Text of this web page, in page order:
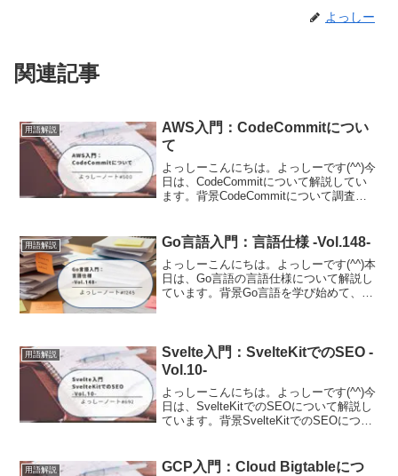
よっしー
関連記事
用語解説
AWS入門：CodeCommitについ
て
よっしーこんにちは。よっしーです(^^)今
日は、CodeCommitについて解説してい
ます。背景CodeCommitについて調査す
CodeCommitとはCodeCommit...
用語解説 Go言語入門：言語仕様 -Vol.148-
よっしーこんにちは。よっしーです(^^)本
日は、Go言語の言語仕様について解説し
ています。背景Go言語を学び始めて、公
用語解説
Svelte入門：SvelteKitでのSEO -
Vol.10-
よっしーこんにちは。よっしーです(^^)今
日は、SvelteKitでのSEOについて解説し
ています。背景SvelteKitでのSEOについ
た。手動でのセットアップAMPペ...
用語解説
GCP入門：Cloud Bigtableにつ